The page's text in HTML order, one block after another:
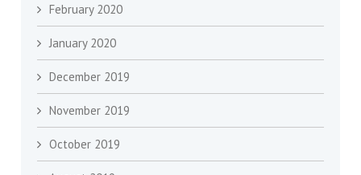
February 2020
January 2020
December 2019
November 2019
October 2019